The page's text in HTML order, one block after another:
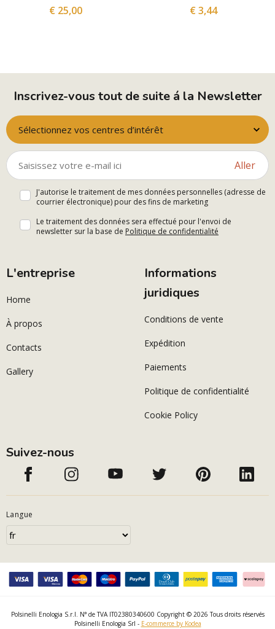
€ 25,00 € 3,44
Inscrivez-vous tout de suite á la Newsletter
Sélectionnez vos centres d’intérêt
Aller
J'autorise le traitement de mes données personnelles (adresse de
courrier électronique) pour des fins de marketing
Le traitement des données sera effectué pour l'envoi de
newsletter sur la base de Politique de confidentialité
L'entreprise
Home
À propos
Contacts
Gallery
Informations
juridiques
Conditions de vente
Expédition
Paiements
Politique de confidentialité
Cookie Policy
Suivez-nous
Langue
Polsinelli Enologia S.r.l. N° de TVA IT02380340600 Copyright © 2026 Tous droits réservés
Polsinelli Enologia Srl - E-commerce by Kodea